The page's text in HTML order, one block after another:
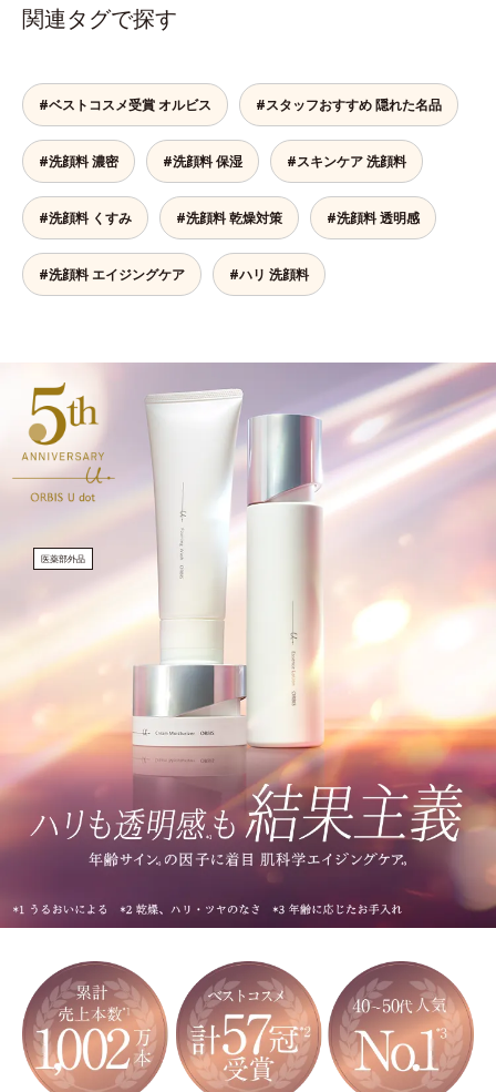
関連タグで探す
#ベストコスメ受賞 オルビス #スタッフおすすめ 隠れた名品
#洗顔料 濃密 #洗顔料 保湿 #スキンケア 洗顔料
#洗顔料 くすみ #洗顔料 乾燥対策 #洗顔料 透明感
#洗顔料 エイジングケア #ハリ 洗顔料
医薬部外品